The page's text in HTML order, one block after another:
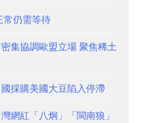
常仍需等待
集協調歐盟立場 聚焦稀土
採購美國大豆陷入停滯
網紅「八炯」「閩南狼」